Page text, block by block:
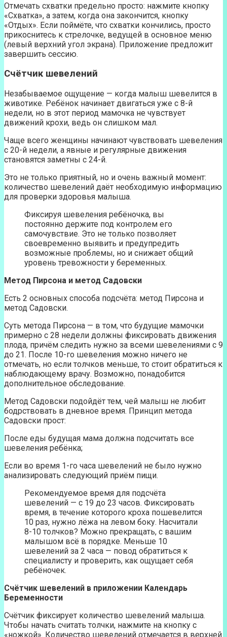
Отмечать схватки предельно просто: нажмите кнопку
«Схватка», а затем, когда она закончится, кнопку
«Отдых». Если поймёте, что схватки кончились, просто
прикоснитесь к стрелочке, ведущей в основное меню
(левый верхний угол экрана). Приложение предложит
завершить сессию.
Счётчик шевелений
Незабываемое ощущение — когда малыш шевелится в
животике. Ребёнок начинает двигаться уже с 8-й
недели, но в этот период мамочка не чувствует
движений крохи, ведь он слишком мал.
Чаще всего женщины начинают чувствовать шевеления
с 20-й недели, а явные и регулярные движения
становятся заметны с 24-й.
Это не только приятный, но и очень важный момент:
количество шевелений даёт необходимую информацию
для проверки здоровья малыша.
Фиксируя шевеления ребёночка, вы
постоянно держите под контролем его
самочувствие. Это не только позволяет
своевременно выявить и предупредить
возможные проблемы, но и снижает общий
уровень тревожности у беременных.
Метод Пирсона и метод Садовски
Есть 2 основных способа подсчёта: метод Пирсона и
метод Садовски.
Суть метода Пирсона — в том, что будущие мамочки
примерно с 28 недели должны фиксировать движения
плода, причём следить нужно за всеми шевелениями с 9
до 21. После 10-го шевеления можно ничего не
отмечать, но если толчков меньше, то стоит обратиться к
наблюдающему врачу. Возможно, понадобится
дополнительное обследование.
Метод Садовски подойдёт тем, чей малыш не любит
бодрствовать в дневное время. Принцип метода
Садовски прост:
После еды будущая мама должна подсчитать все
шевеления ребёнка;
Если во время 1-го часа шевелений не было нужно
анализировать следующий приём пищи.
Рекомендуемое время для подсчёта
шевелений — с 19 до 23 часов. Фиксировать
время, в течение которого кроха пошевелится
10 раз, нужно лёжа на левом боку. Насчитали
8-10 толчков? Можно прекращать, с вашим
малышом всё в порядке. Меньше 10
шевелений за 2 часа — повод обратиться к
специалисту и проверить, как ощущает себя
ребёночек.
Счётчик шевелений в приложении Календарь
Беременности
Счётчик фиксирует количество шевелений малыша.
Чтобы начать считать толчки, нажмите на кнопку с
«ножкой». Количество шевелений отмечается в верхней